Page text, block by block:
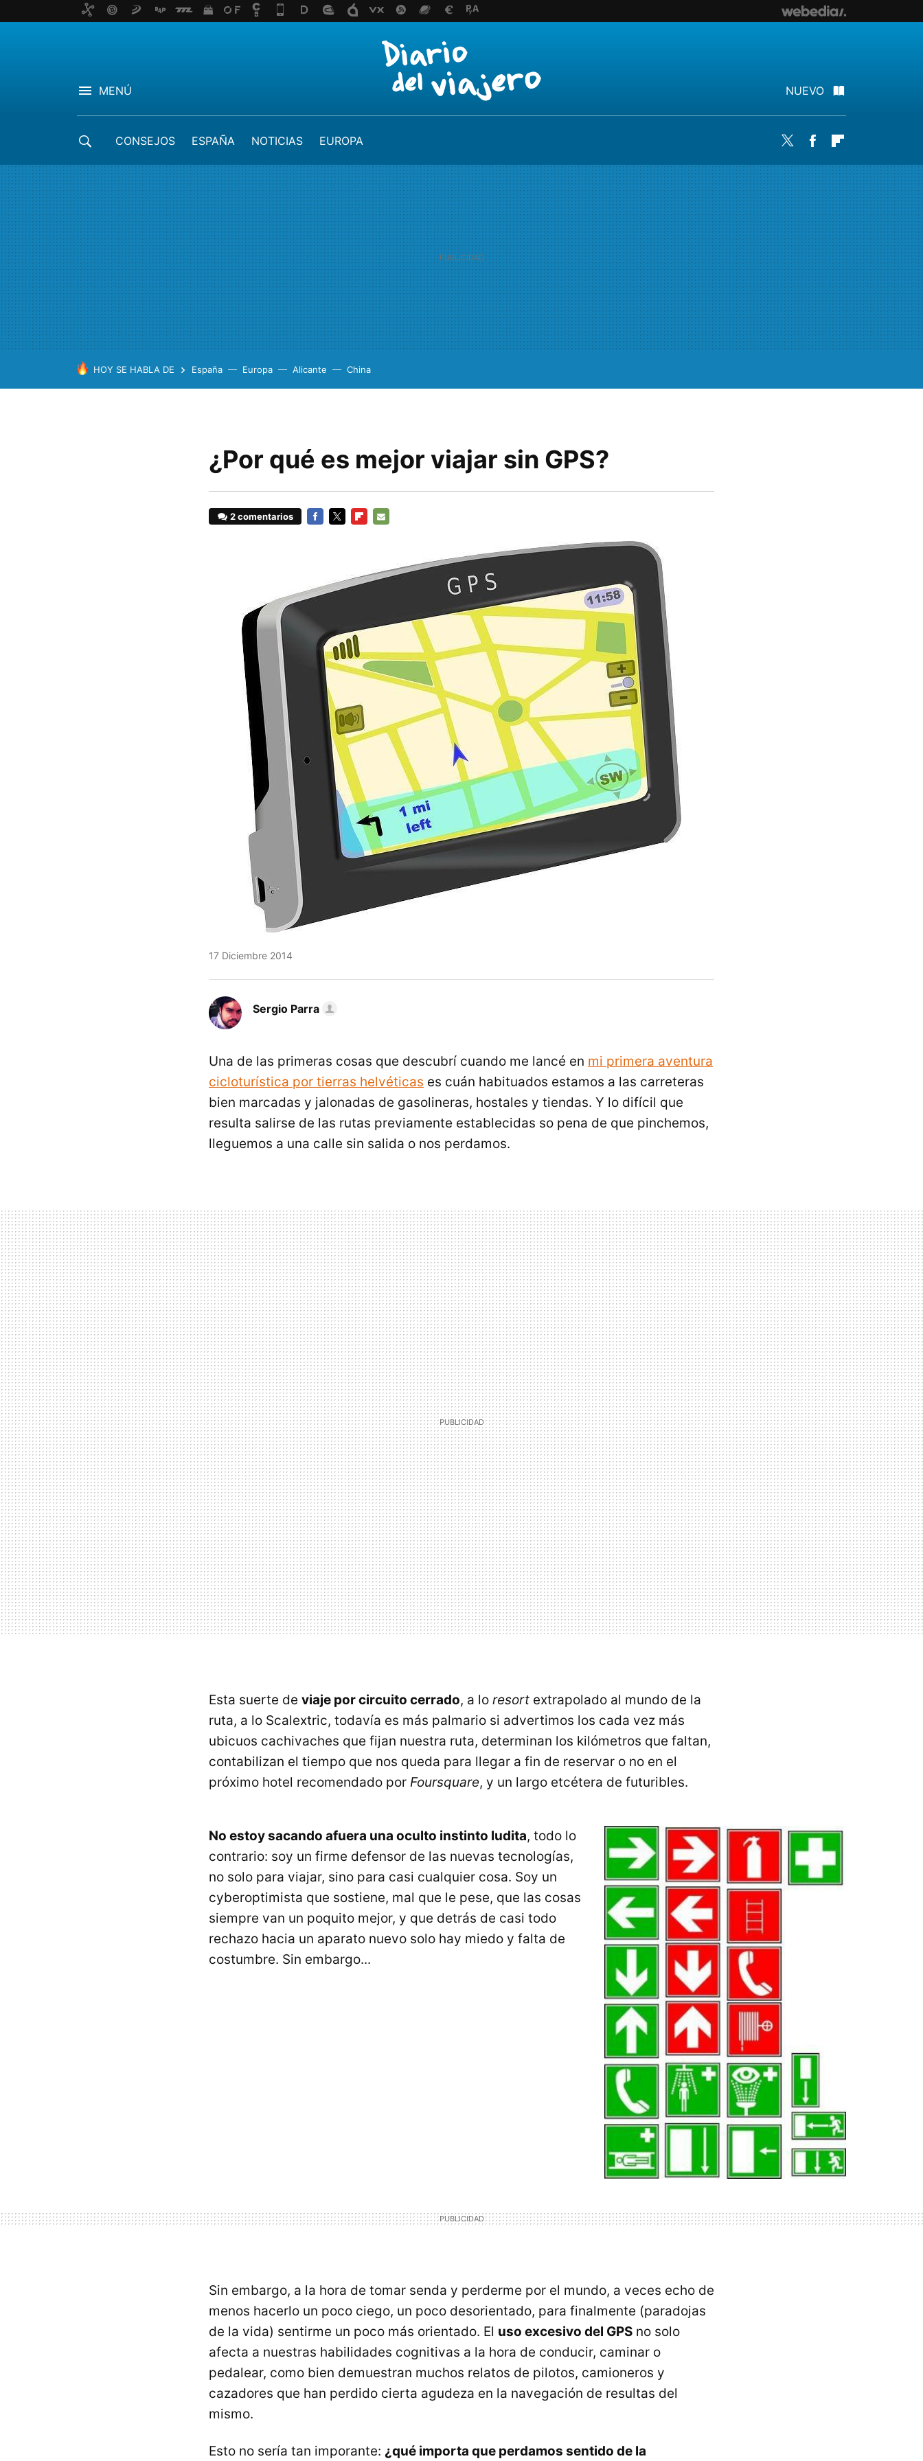
MENÚ NUEVO
CONSEJOS ESPAÑA NOTICIAS EUROPA Twitter Facebook
HOY SE HABLA DE España Europa Alicante China
¿Por qué es mejor viajar sin GPS?
2 comentarios
17 Diciembre 2014
Sergio Parra
Una de las primeras cosas que descubrí cuando me lancé en mi primera aventura
cicloturística por tierras helvéticas es cuán habituados estamos a las carreteras
bien marcadas y jalonadas de gasolineras, hostales y tiendas. Y lo difícil que
resulta salirse de las rutas previamente establecidas so pena de que pinchemos,
lleguemos a una calle sin salida o nos perdamos.
Esta suerte de viaje por circuito cerrado, a lo resort extrapolado al mundo de la
ruta, a lo Scalextric, todavía es más palmario si advertimos los cada vez más
ubicuos cachivaches que fijan nuestra ruta, determinan los kilómetros que faltan,
contabilizan el tiempo que nos queda para llegar a fin de reservar o no en el
próximo hotel recomendado por Foursquare, y un largo etcétera de futuribles.
No estoy sacando afuera una oculto instinto ludita, todo lo
contrario: soy un firme defensor de las nuevas tecnologías,
no solo para viajar, sino para casi cualquier cosa. Soy un
cyberoptimista que sostiene, mal que le pese, que las cosas
siempre van un poquito mejor, y que detrás de casi todo
rechazo hacia un aparato nuevo solo hay miedo y falta de
costumbre. Sin embargo...
Sin embargo, a la hora de tomar senda y perderme por el mundo, a veces echo de
menos hacerlo un poco ciego, un poco desorientado, para finalmente (paradojas
de la vida) sentirme un poco más orientado. El uso excesivo del GPS no solo
afecta a nuestras habilidades cognitivas a la hora de conducir, caminar o
pedalear, como bien demuestran muchos relatos de pilotos, camioneros y
cazadores que han perdido cierta agudeza en la navegación de resultas del
mismo.
Esto no sería tan imporante: ¿qué importa que perdamos sentido de la